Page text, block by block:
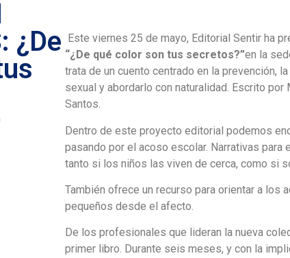
¿De
Este viernes 25 de mayo, Editorial Sentir ha
“¿De qué color son tus secretos?”en la
trata de un cuento centrado en la prevención,
sexual y abordarlo con naturalidad. Escrito
Santos.
Dentro de este proyecto editorial podemos
pasando por el acoso escolar. Narrativas
tanto si los niños las viven de cerca, como si
También ofrece un recurso para orientar a los
pequeños desde el afecto.
De los profesionales que lideran la nueva
primer libro. Durante seis meses, y con la